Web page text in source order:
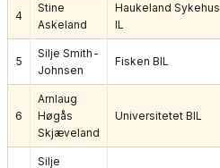
4
Stine
Askeland
Haukeland Sykehus
IL
5
Silje Smith-
Johnsen
Fisken BIL
6
Arnlaug
Høgås
Skjæveland
Universitetet BIL
Silje